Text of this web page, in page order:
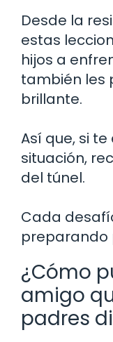
Desde la
estas
hijos a
también les
brillante.
Así que, si
situación,
del túnel.
Cada
preparando
¿Cómo
amigo
padres